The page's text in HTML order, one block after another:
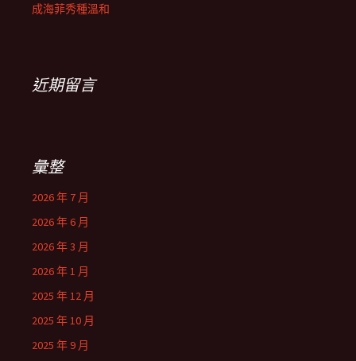
成海菲秀種溫和
近期留言
彙整
2026 年 7 月
2026 年 6 月
2026 年 3 月
2026 年 1 月
2025 年 12 月
2025 年 10 月
2025 年 9 月